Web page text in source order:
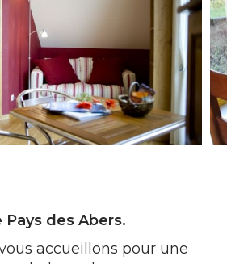
des Abers.
accueillons pour une